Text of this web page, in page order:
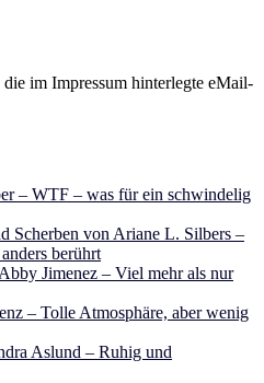
im Impressum hinterlegte eMail-
– WTF – was für ein schwindelig
Scherben von Ariane L. Silbers –
berührt
Jimenez – Viel mehr als nur
– Tolle Atmosphäre, aber wenig
Aslund – Ruhig und